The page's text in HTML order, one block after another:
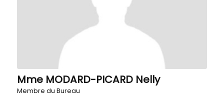
Mme MODARD-PICARD Nelly
Membre du Bureau